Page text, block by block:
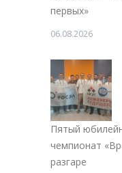
первых»
06.08.2026
Пятый
чемпионат
разгаре